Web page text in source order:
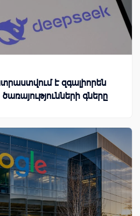
է զգալիորեն
գները